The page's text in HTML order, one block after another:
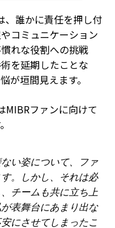
、誰かに責任を押し付
コミュニケーション
れな役割への挑戦
を延期したことな
が垣間見えます。
MIBRファンに向けて
い姿について、ファ
。しかし、それは必
チームも共に立ち上
表舞台にあまり出な
にさせてしまったこ